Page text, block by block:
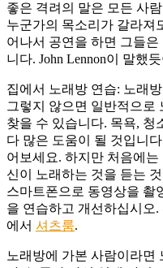
좋은 격려의 말은 모든 사
누군가의 목소리가 갈라져
어나서 공연을 하면 그들
니다. John Lennon이 말했듯
집에서 노래방 ​​연습: 노래
그렇지 않으면 일반적으로
찾을 수 있습니다. 목욕, 청
다 많은 도움이 될 것입니
어보세요. 하지만 처음에
신이 노래하는 것을 듣는
스마트폰으로 동영상을 촬
을 연습하고 개선하십시오
에서 셔츠룸.
노래방에 가본 사람이라면